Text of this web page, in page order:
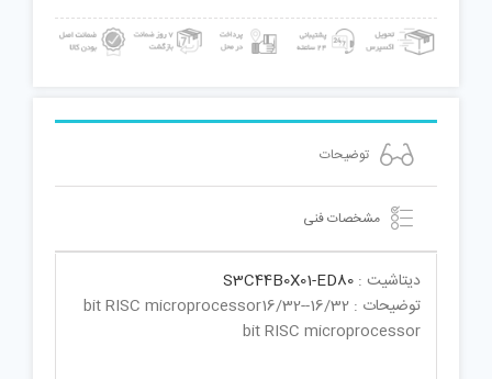
توضیحات
مشخصات فنی
دیتاشیت : S3C44B0X01-ED80
توضیحات : 16/32-bit RISC microprocessor16/32-
bit RISC microprocessor